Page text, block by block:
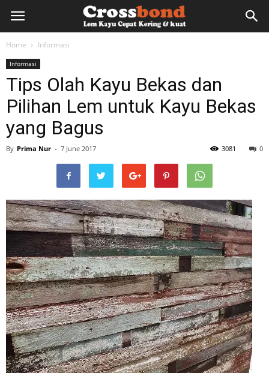
lemkayu.net
HPL,
Kertas,
Vinyl
Cepat
Home Informasi
Informasi
Tips Olah Kayu Bekas dan
Pilihan Lem untuk Kayu Bekas
yang Bagus
By Prima Nur - 7 June 2017 0
3081